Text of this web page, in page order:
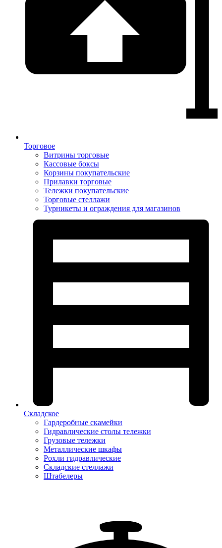
Торговое
Витрины торговые
Кассовые боксы
Корзины покупательские
Прилавки торговые
Тележки покупательские
Торговые стеллажи
Турникеты и ограждения для магазинов
Складское
Гардеробные скамейки
Гидравлические столы тележки
Грузовые тележки
Металлические шкафы
Рохли гидравлические
Складские стеллажи
Штабелеры